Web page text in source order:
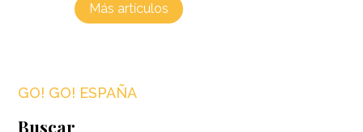
Más artículos
GO! GO! ESPAÑA
Buscar